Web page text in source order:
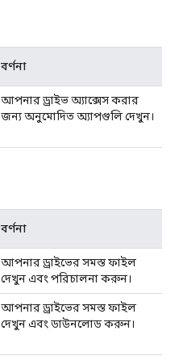
বর্ণনা
আপনার ড্রাইভ অ্যাক্সেস করার
জন্য অনুমোদিত অ্যাপগুলি দেখুন।
বর্ণনা
আপনার ড্রাইভের সমস্ত ফাইল
দেখুন এবং পরিচালনা করুন।
আপনার ড্রাইভের সমস্ত ফাইল
দেখুন এবং ডাউনলোড করুন।